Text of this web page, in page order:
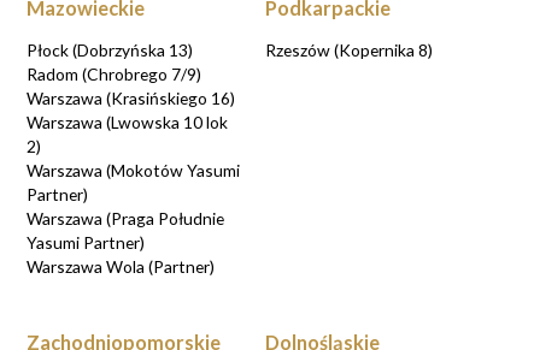
Mazowieckie
Płock (Dobrzyńska 13)
Radom (Chrobrego 7/9)
Warszawa (Krasińskiego 16)
Warszawa (Lwowska 10 lok
2)
Warszawa (Mokotów Yasumi
Partner)
Warszawa (Praga Południe
Yasumi Partner)
Warszawa Wola (Partner)
Podkarpackie
Rzeszów (Kopernika 8)
Zachodniopomorskie Dolnośląskie